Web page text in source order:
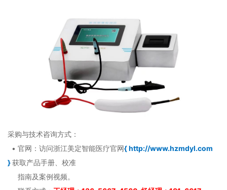
采购与技术咨询方式：
• 官网：访问浙江美定智能医疗官网{http://www.hzmdyl.com
}获取产品手册、校准
指南及案例视频。